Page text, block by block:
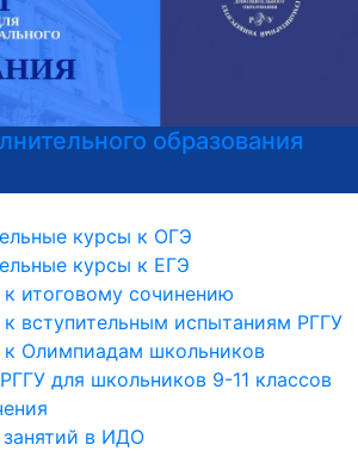
образования
курсы к ОГЭ
курсы к ЕГЭ
к итоговому сочинению
к вступительным испытаниям РГГУ
к Олимпиадам школьников
для школьников 9-11 классов
занятий в ИДО